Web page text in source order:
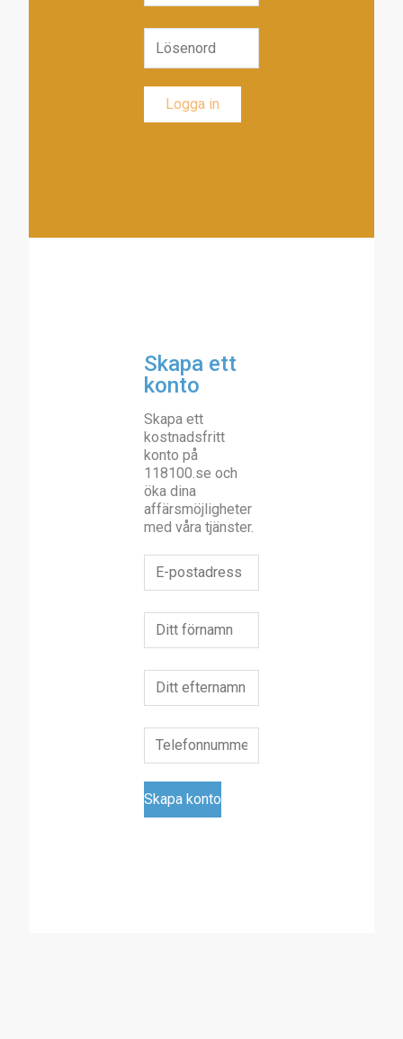
Skapa ett
konto
Skapa ett
kostnadsfritt
konto på
118100.se och
öka dina
affärsmöjligheter
med våra tjänster.